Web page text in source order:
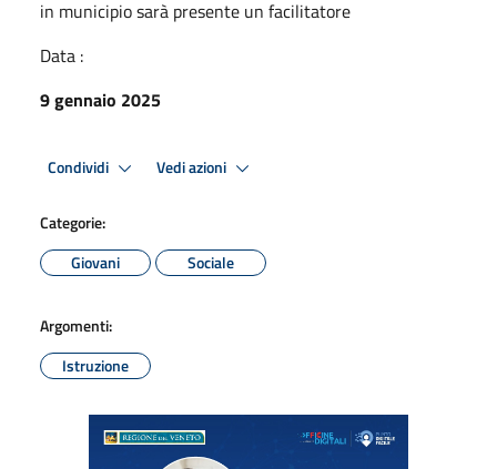
in municipio sarà presente un facilitatore
Data :
9 gennaio 2025
Condividi Vedi azioni
Categorie:
Giovani
Sociale
Argomenti:
Istruzione